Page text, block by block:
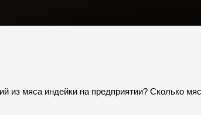
из мяса индейки на предприятии? Сколько